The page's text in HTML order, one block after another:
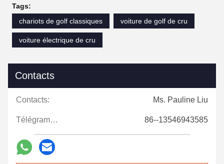
Tags:
chariots de golf classiques
voiture de golf de cru
voiture électrique de cru
Contacts
Contacts: Ms. Pauline Liu
Télégramme: 86--13546943585